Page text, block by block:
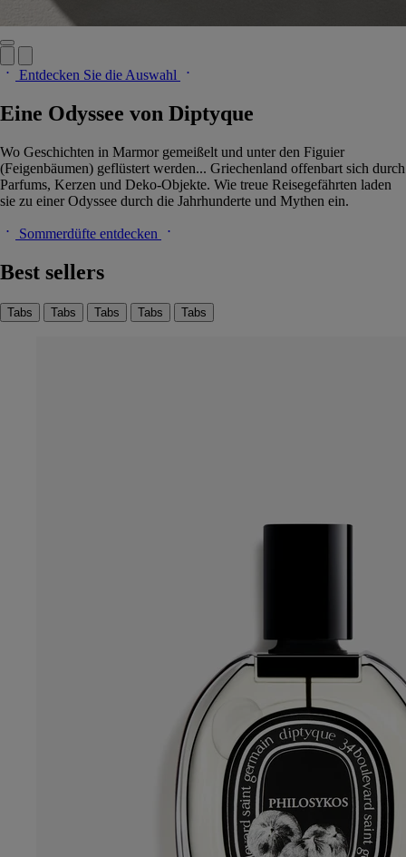
Entdecken Sie die Auswahl
Eine Odyssee von Diptyque
Wo Geschichten in Marmor gemeißelt und unter den Figuier
(Feigenbäumen) geflüstert werden... Griechenland offenbart sich durch
Parfums, Kerzen und Deko-Objekte. Wie treue Reisegefährten laden
sie zu einer Odyssee durch die Jahrhunderte und Mythen ein.
Sommerdüfte entdecken
Best sellers
Tabs Tabs Tabs Tabs Tabs